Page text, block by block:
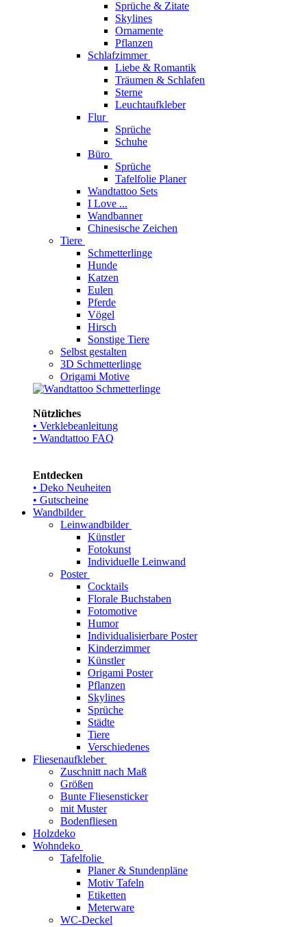
Sprüche & Zitate
Skylines
Ornamente
Pflanzen
Schlafzimmer
Liebe & Romantik
Träumen & Schlafen
Sterne
Leuchtaufkleber
Flur
Sprüche
Schuhe
Büro
Sprüche
Tafelfolie Planer
Wandtattoo Sets
I Love ...
Wandbanner
Chinesische Zeichen
Tiere
Schmetterlinge
Hunde
Katzen
Eulen
Pferde
Vögel
Hirsch
Sonstige Tiere
Selbst gestalten
3D Schmetterlinge
Origami Motive
Nützliches
• Verklebeanleitung
• Wandtattoo FAQ
Entdecken
• Deko Neuheiten
• Gutscheine
Wandbilder
Leinwandbilder
Künstler
Fotokunst
Individuelle Leinwand
Poster
Cocktails
Florale Buchstaben
Fotomotive
Humor
Individualisierbare Poster
Kinderzimmer
Künstler
Origami Poster
Pflanzen
Skylines
Sprüche
Städte
Tiere
Verschiedenes
Fliesenaufkleber
Zuschnitt nach Maß
Größen
Bunte Fliesensticker
mit Muster
Bodenfliesen
Holzdeko
Wohndeko
Tafelfolie
Planer & Stundenpläne
Motiv Tafeln
Etiketten
Meterware
WC-Deckel